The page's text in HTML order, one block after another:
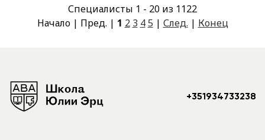
Специалисты 1 - 20 из 1122
Начало | Пред. | 1 2 3 4 5 | След. | Конец
+351934733238